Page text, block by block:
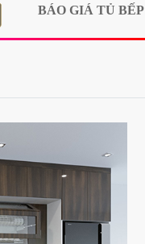
BÁO GIÁ TỦ BẾP